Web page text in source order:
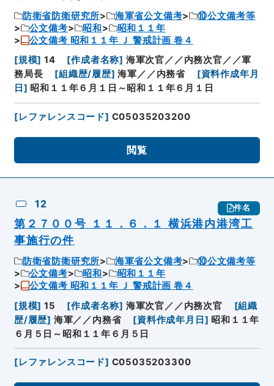
防衛省防衛研究所 海軍省公文備考
⑩公文備考等
公文備考
昭和
昭和１１年
公文備考 昭和１１年 Ｊ 警戒計画 卷４
[規模] 14 [作成者名称] 海軍次官／／内務次官／／軍
務局長
[組織歴/履歴] 海軍／／内務省 [資料作成年月
日 ] 昭和１１年６月１日～昭和１１年６月１日
[レファレンスコード] C05035203200
閲覧
12 件名
第２７００号 １１．６．１ 横浜港内港湾工
事施行の件
防衛省防衛研究所 海軍省公文備考
⑩公文備考等
公文備考
昭和
昭和１１年
公文備考 昭和１１年 Ｊ 警戒計画 卷４
[規模] 15 [作成者名称] 海軍次官／／内務次官 [組織
歴/履歴] 海軍／／内務省 [資料作成年月日 ] 昭和１１年
６月５日～昭和１１年６月５日
[レファレンスコード] C05035203300